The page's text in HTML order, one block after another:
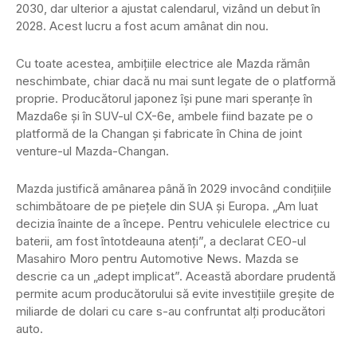
2030, dar ulterior a ajustat calendarul, vizând un debut în
2028. Acest lucru a fost acum amânat din nou.
Cu toate acestea, ambițiile electrice ale Mazda rămân
neschimbate, chiar dacă nu mai sunt legate de o platformă
proprie. Producătorul japonez își pune mari speranțe în
Mazda6e și în SUV-ul CX-6e, ambele fiind bazate pe o
platformă de la Changan și fabricate în China de joint
venture-ul Mazda-Changan.
Mazda justifică amânarea până în 2029 invocând condițiile
schimbătoare de pe piețele din SUA și Europa. „Am luat
decizia înainte de a începe. Pentru vehiculele electrice cu
baterii, am fost întotdeauna atenți”, a declarat CEO-ul
Masahiro Moro pentru Automotive News. Mazda se
descrie ca un „adept implicat”. Această abordare prudentă
permite acum producătorului să evite investițiile greșite de
miliarde de dolari cu care s-au confruntat alți producători
auto.